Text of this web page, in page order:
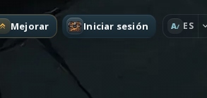
Mejorar Iniciar sesión A ES